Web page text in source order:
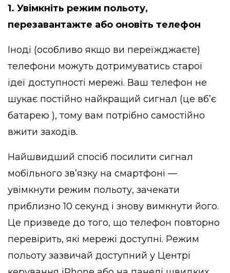
1. Увімкніть режим польоту,
перезавантажте або оновіть телефон
Іноді (особливо якщо ви переїжджаєте)
телефони можуть дотримуватись старої
ідеї доступності мережі. Ваш телефон не
шукає постійно найкращий сигнал (це вб’є
батарею ), тому вам потрібно самостійно
вжити заходів.
Найшвидший спосіб посилити сигнал
мобільного зв’язку на смартфоні —
увімкнути режим польоту, зачекати
приблизно 10 секунд і знову вимкнути його.
Це призведе до того, що телефон повторно
перевірить, які мережі доступні. Режим
польоту зазвичай доступний у Центрі